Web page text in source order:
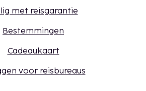
met reisgarantie
Bestemmingen
Cadeaukaart
voor reisbureaus